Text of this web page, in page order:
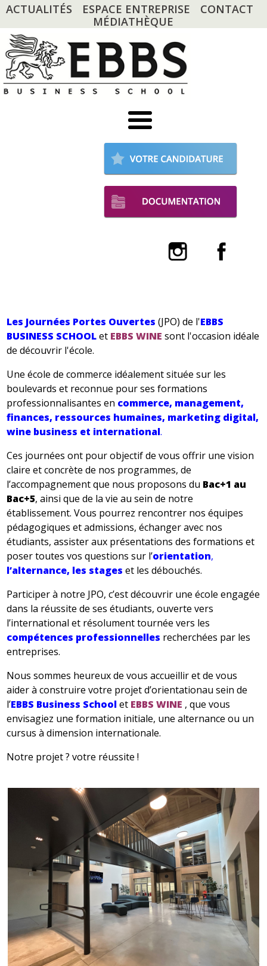
ACTUALITÉS ESPACE ENTREPRISE
CONTACT
MÉDIATHÈQUE
Les Journées Portes Ouvertes (JPO) de l'EBBS
BUSINESS SCHOOLet EBBS WINE sont l'occasion idéale
de découvrir l'école.
Une école de commerce idéalement située sur les
boulevards et reconnue pour ses formations
professionnalisantes en commerce, management,
finances, ressources humaines, marketing digital,
wine business et international.
Ces journées ont pour objectif de vous offrir une vision
claire et concrète de nos programmes, de
l’accompagnement que nous proposons du Bac+1 au
Bac+5, ainsi que de la vie au sein de notre
établissement. Vous pourrez rencontrer nos équipes
pédagogiques et admissions, échanger avec nos
étudiants, assister aux présentations des formations et
poser toutes vos questions sur l’orientation,
l’alternance, les stages et les débouchés.
Participer à notre JPO, c’est découvrir une école engagée
dans la réussite de ses étudiants, ouverte vers
l’international et résolument tournée vers les
compétences professionnelles recherchées par les
entreprises.
Nous sommes heureux de vous accueillir et de vous
aider à construire votre projet d’orientationau sein de
l’EBBS Business Schoolet EBBS WINE , que vous
envisagiez une formation initiale, une alternance ou un
cursus à dimension internationale.
Notre projet ? votre réussite !